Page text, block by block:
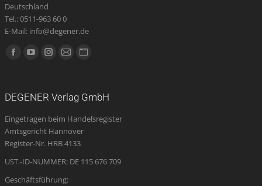
Deutschland
Tel.: 0511-963 60 0
E-Mail: info@degener.de
Finden Sie uns auf:
Facebook
new
window
YouTube
new
window
Instagram
new
window
E-
opens
in
new
Website
new
DEGENER Verlag GmbH
Eingetragen beim Handelsregister
Amtsgericht Hannover
Register-Nr. HRB 4133
UST.-ID-NUMMER: DE 115 676 709
Geschäftsführung: